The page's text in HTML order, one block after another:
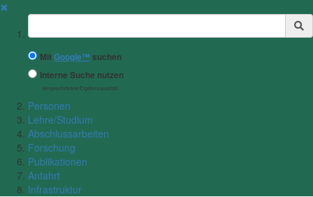
✖
Suchbegriff
MitGoogle™ suchen
Interne Suche nutzen
(eingeschränkte Ergebnisqualität)
Personen
Lehre/Studium
Abschlussarbeiten
Forschung
Publikationen
Anfahrt
Infrastruktur